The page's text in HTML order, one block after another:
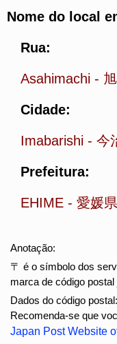
Nome do local
Rua:
Asahimachi -
Cidade:
Imabarishi - 今
Prefeitura:
EHIME - 愛媛県
Anotação:
〒 é o símbolo dos
marca de código postal
Dados do código
Recomenda-se que
Japan Post Website